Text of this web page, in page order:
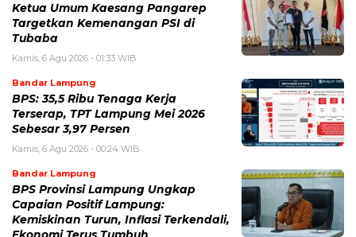
Ketua Umum Kaesang Pangarep
Targetkan Kemenangan PSI di
Tubaba
Kamis, 6 Agu 2026 - 01:33 WIB
Bandar Lampung
BPS: 35,5 Ribu Tenaga Kerja
Terserap, TPT Lampung Mei 2026
Sebesar 3,97 Persen
Kamis, 6 Agu 2026 - 00:24 WIB
Bandar Lampung
BPS Provinsi Lampung Ungkap
Capaian Positif Lampung:
Kemiskinan Turun, Inflasi Terkendali,